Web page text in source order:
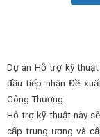
Dự án Hỗ trợ kỹ
đầu tiếp nhận Đề
Công Thương.
Hỗ trợ kỹ thuật này
cấp trung ương và